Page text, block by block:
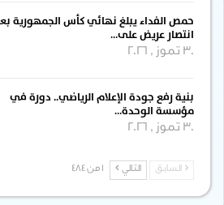
حمص الفداء يبلغ نهائي كأس الجمهورية بعد
انتصار عريض على…
30 تموز , 2026
بنية رفع جودة الإعلام الرياضي.. دورة في
مؤسسة الوحدة…
30 تموز , 2026
السابق التالي